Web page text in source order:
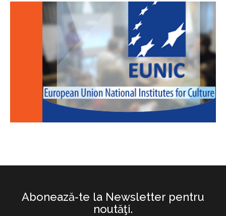
Abonează-te la Newsletter pentru
noutăţi.